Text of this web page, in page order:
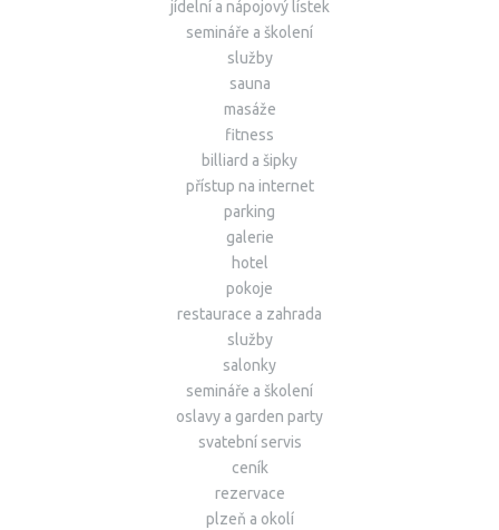
jídelní a nápojový lístek
semináře a školení
služby
sauna
masáže
fitness
billiard a šipky
přístup na internet
parking
galerie
hotel
pokoje
restaurace a zahrada
služby
salonky
semináře a školení
oslavy a garden party
svatební servis
ceník
rezervace
plzeň a okolí